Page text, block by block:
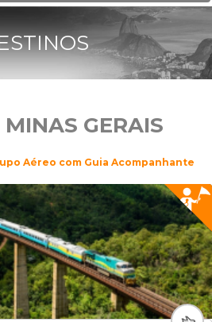
MINAS GERAIS
Aéreo com Guia Acompanhante